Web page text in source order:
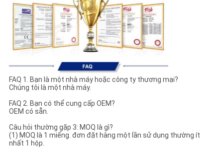
FAQ 1. Bạn là một nhà máy hoặc công ty thương mại?
Chúng tôi là một nhà máy.
FAQ 2. Bạn có thể cung cấp OEM?
OEM có sẵn.
Câu hỏi thường gặp 3: MOQ là gì?
(1) MOQ là 1 miếng. đơn đặt hàng một lần sử dụng thường ít
nhất 1 hộp.